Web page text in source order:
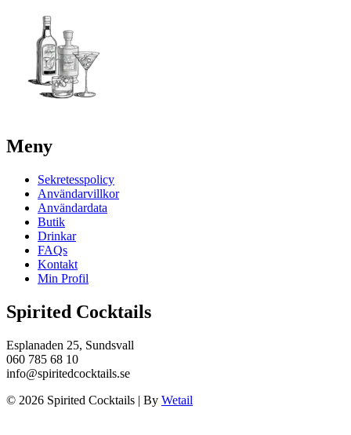
Meny
Sekretesspolicy
Användarvillkor
Användardata
Butik
Drinkar
FAQs
Kontakt
Min Profil
Spirited Cocktails
Esplanaden 25, Sundsvall
060 785 68 10
info@spiritedcocktails.se
© 2026 Spirited Cocktails | By Wetail